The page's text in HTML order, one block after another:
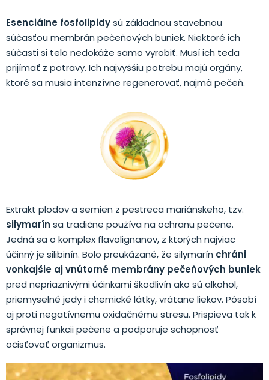
Esenciálne fosfolipidysú základnou stavebnou
súčasťou membrán pečeňových buniek. Niektoré ich
súčasti si telo nedokáže samo vyrobiť. Musí ich teda
prijímať z potravy. Ich najvyššiu potrebu majú orgány,
ktoré sa musia intenzívne regenerovať, najmä pečeň.
Extrakt plodov a semien z pestreca mariánskeho, tzv.
silymarín sa tradične používa na ochranu pečene.
Jedná sa o komplex flavolignanov, z ktorých najviac
účinný je silibinín. Bolo preukázané, že silymarín chráni
vonkajšie aj vnútorné membrány pečeňových buniek
pred nepriaznivými účinkami škodlivín ako sú alkohol,
priemyselné jedy i chemické látky, vrátane liekov. Pôsobí
aj proti negatívnemu oxidačnému stresu. Prispieva tak k
správnej funkcii pečene a podporuje schopnosť
očisťovať organizmus.